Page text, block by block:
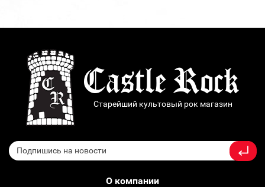
Старейший культовый рок магазин
О компании